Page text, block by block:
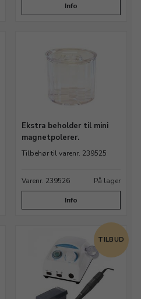
Info
Ekstra beholder til mini
magnetpolerer.
Tilbehør til varenr. 239525
Varenr. 239526 På lager
Info
TILBUD